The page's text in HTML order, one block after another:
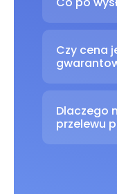
Czy cena
Dlaczego
przelewu